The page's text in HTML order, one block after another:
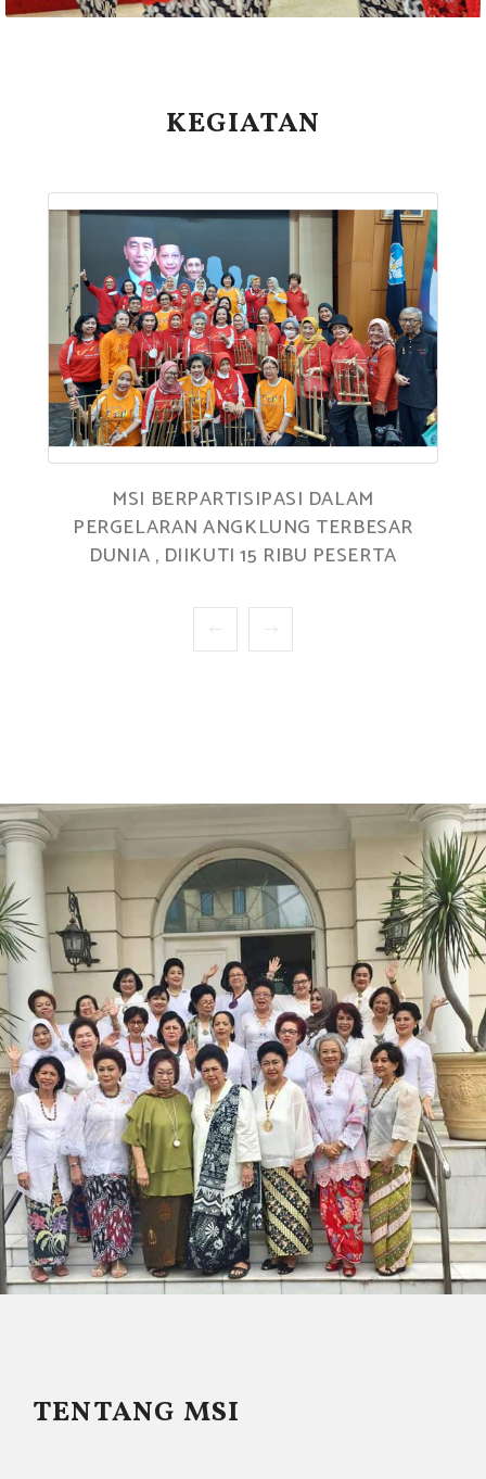
KEGIATAN
MSI BERPARTISIPASI DALAM
PERGELARAN ANGKLUNG TERBESAR
DUNIA , DIIKUTI 15 RIBU PESERTA
TENTANG MSI